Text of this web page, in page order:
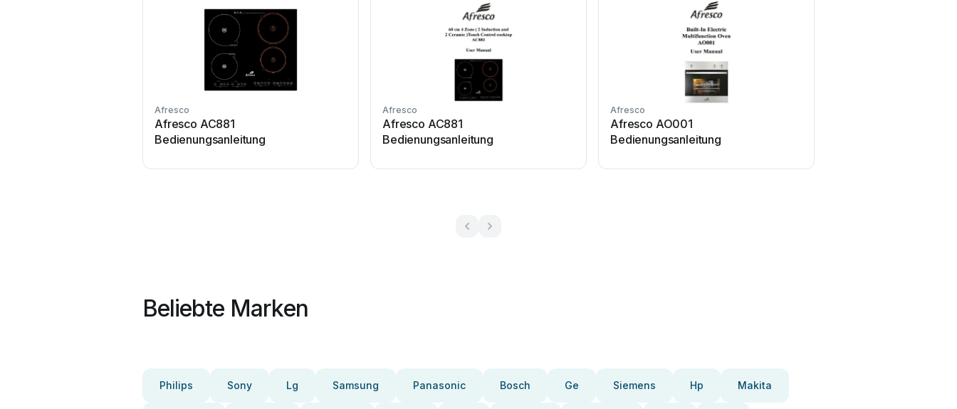
Afresco
Afresco AC881
Bedienungsanleitung
Afresco
Afresco AC881
Bedienungsanleitung
Afresco
Afresco AO001
Bedienungsanleitung
Beliebte Marken
Philips Sony Lg Samsung Panasonic Bosch Ge Siemens Hp Makita